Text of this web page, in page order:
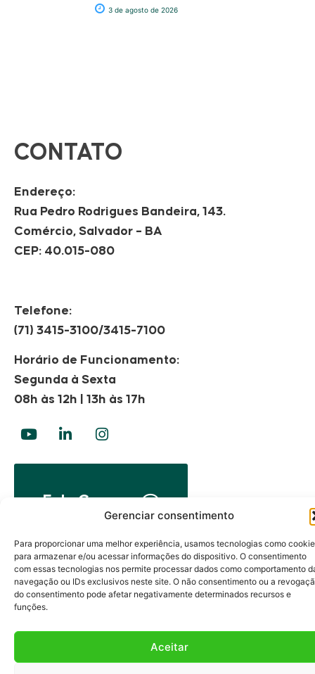
Gerenciar consentimento
Para proporcionar uma melhor experiência, usamos tecnologias como
para armazenar e/ou acessar informações do dispositivo. O consentimento
com essas tecnologias nos permite processar dados como comportamento
navegação ou IDs exclusivos neste site. O não consentimento ou a
do consentimento pode afetar negativamente determinados recursos e
funções.
Aceitar
3 de agosto de 2026
CONTATO
Endereço:
Rua Pedro Rodrigues Bandeira, 143.
Comércio, Salvador – BA
CEP: 40.015-080
Telefone:
(71) 3415-3100/3415-7100
Horário de Funcionamento:
Segunda à Sexta
08h às 12h | 13h às 17h
Fale Conosco